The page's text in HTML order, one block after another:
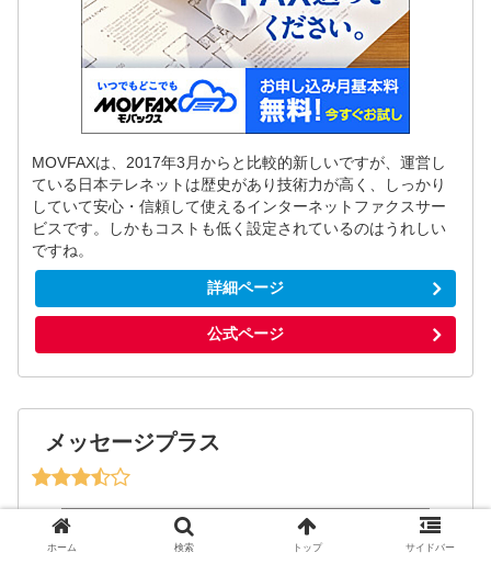
MOVFAXは、2017年3月からと比較的新しいですが、運営し
ている日本テレネットは歴史があり技術力が高く、しっかり
していて安心・信頼して使えるインターネットファクスサー
ビスです。しかもコストも低く設定されているのはうれしい
ですね。
詳細ページ
公式ページ
メッセージプラス
ホーム 検索 トップ サイドバー